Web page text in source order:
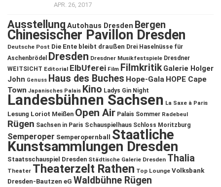
APR. 26, 2017
Ausstellung Autohaus Dresden Bergen
Chinesischer Pavillon Dresden
Deutsche Post Die Ente bleibt draußen Drei Haselnüsse für
Aschenbrödel
Dresden Dresdner Musikfestspiele Dresdner
WEITSICHT Editorial ElbUferei Film Filmkritik Galerie Holger
John Genuss Haus des Buches Hope-Gala HOPE Cape
Town Japanisches Palais Kino Ladys Gin Night
Landesbühnen Sachsen La Saxe à Paris
Lesung Loriot Meißen Open Air Palais Sommer Radebeul
Rügen Sachsen in Paris Schauspielhaus Schloss Moritzburg
Semperoper Semperopernball Staatliche
Kunstsammlungen Dresden
Staatsschauspiel Dresden Städtische Galerie Dresden Thalia
Theater Theaterzelt Rathen Top Lounge Volksbank
Dresden-Bautzen eG Waldbühne Rügen